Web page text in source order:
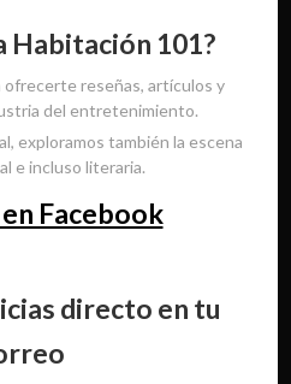
Habitación 101?
ofrecerte reseñas, artículos y
del entretenimiento.
exploramos también la escena
e incluso literaria.
Facebook
directo en tu